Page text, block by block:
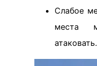
Слабое
места
атаковать.